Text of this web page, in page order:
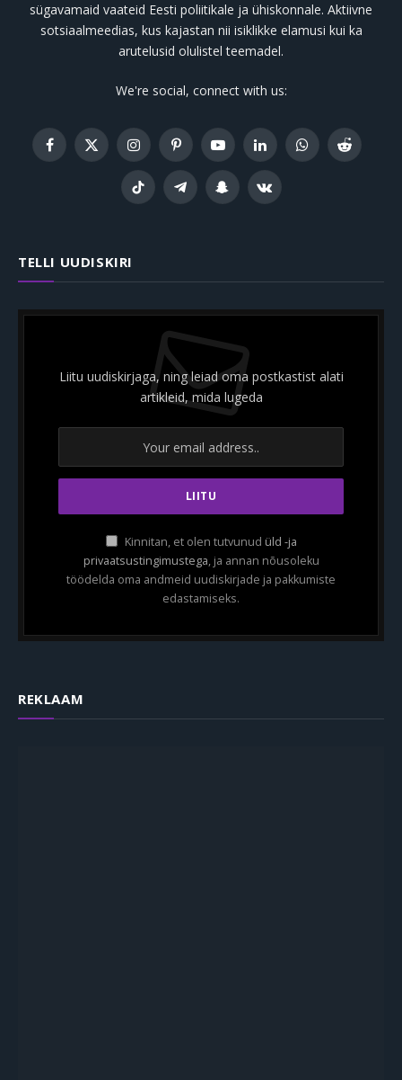
sügavamaid vaateid Eesti poliitikale ja ühiskonnale. Aktiivne
sotsiaalmeedias, kus kajastan nii isiklikke elamusi kui ka
arutelusid olulistel teemadel.
We're social, connect with us:
Facebook
X
(Twitter)
InstagramPinterestYouTubeLinkedInWhatsAppReddit
TikTok TelegramSnapchatVKontakte
TELLI UUDISKIRI
Liitu uudiskirjaga, ning leiad oma postkastist alati
artikleid, mida lugeda
Kinnitan, et olen tutvunud üld -ja
privaatsustingimustega, ja annan nõusoleku
töödelda oma andmeid uudiskirjade ja pakkumiste
edastamiseks.
REKLAAM